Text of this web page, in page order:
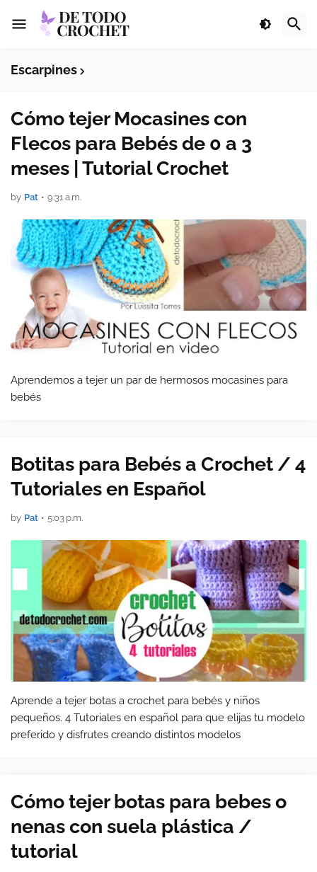
Escarpines
Cómo tejer Mocasines con
Flecos para Bebés de 0 a 3
meses | Tutorial Crochet
by Pat • 9:31 a.m.
Aprendemos a tejer un par de hermosos mocasines para
bebés
Botitas para Bebés a Crochet / 4
Tutoriales en Español
by Pat • 5:03 p.m.
Aprende a tejer botas a crochet para bebés y niños
pequeños. 4 Tutoriales en español para que elijas tu modelo
preferido y disfrutes creando distintos modelos
Cómo tejer botas para bebes o
nenas con suela plástica /
tutorial